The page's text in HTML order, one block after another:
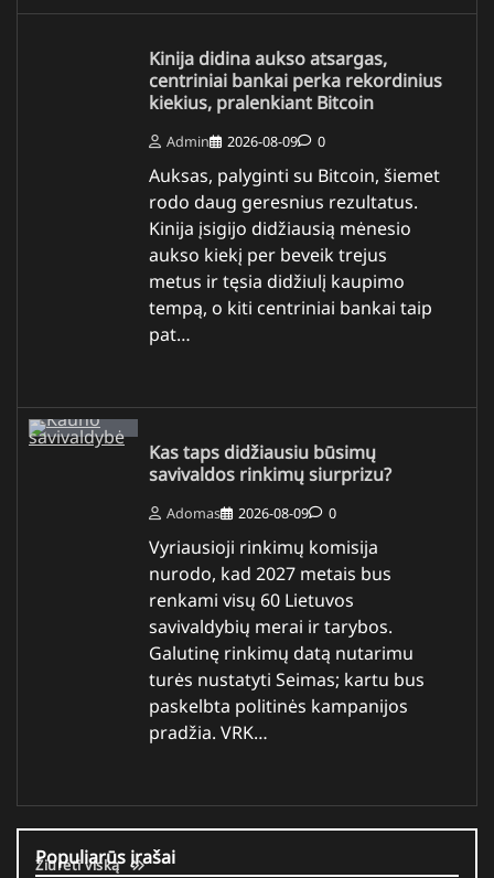
Kinija didina aukso atsargas,
centriniai bankai perka rekordinius
kiekius, pralenkiant Bitcoin
Admin 2026-08-09 0
Auksas, palyginti su Bitcoin, šiemet
rodo daug geresnius rezultatus.
Kinija įsigijo didžiausią mėnesio
aukso kiekį per beveik trejus
metus ir tęsia didžiulį kaupimo
tempą, o kiti centriniai bankai taip
pat…
Kas taps didžiausiu būsimų
savivaldos rinkimų siurprizu?
Adomas 2026-08-09 0
Vyriausioji rinkimų komisija
nurodo, kad 2027 metais bus
renkami visų 60 Lietuvos
savivaldybių merai ir tarybos.
Galutinę rinkimų datą nutarimu
turės nustatyti Seimas; kartu bus
paskelbta politinės kampanijos
pradžia. VRK…
Populiarūs įrašai
Žiūrėti viską